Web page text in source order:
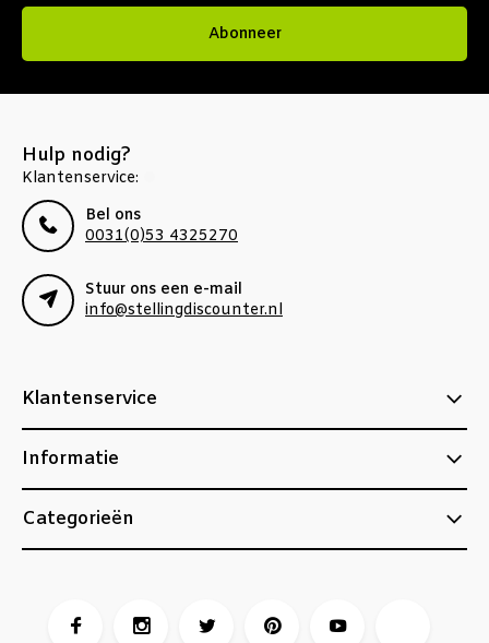
Abonneer
Hulp nodig?
Klantenservice:
Bel ons
0031(0)53 4325270
Stuur ons een e-mail
info@stellingdiscounter.nl
Klantenservice
Informatie
Categorieën